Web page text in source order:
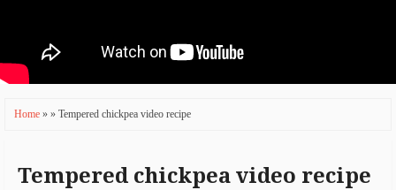
Home » » Tempered chickpea video recipe
Tempered chickpea video recipe